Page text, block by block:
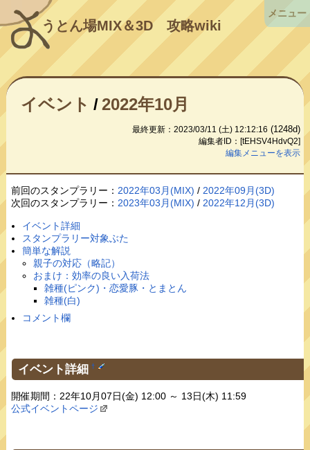
うとん場MIX＆3D攻略wiki
イベント /2022年10月
最終更新：2023/03/11 (土) 12:12:16 (1248d)
編集者ID：[tEHSV4HdvQ2]
編集メニューを表示
前回のスタンプラリー：2022年03月(MIX) /2022年09月(3D)
次回のスタンプラリー：2023年03月(MIX) /2022年12月(3D)
イベント詳細
スタンプラリー対象ぶた
簡単な解説
親子の対応（略記）
おまけ：効率の良い入荷法
雑種(ピンク)・恋愛豚・とまとん
雑種(白)
コメント欄
イベント詳細 †
開催期間：22年10月07日(金) 12:00 ～ 13日(木) 11:59
公式イベントページ
メニュー